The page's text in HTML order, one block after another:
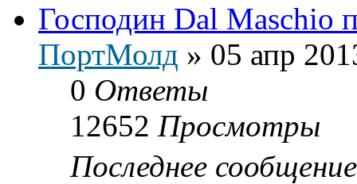
Господин Dal Maschio
ПортМолд » 05 апр
0 Ответы
12652 Просмотры
Последнее